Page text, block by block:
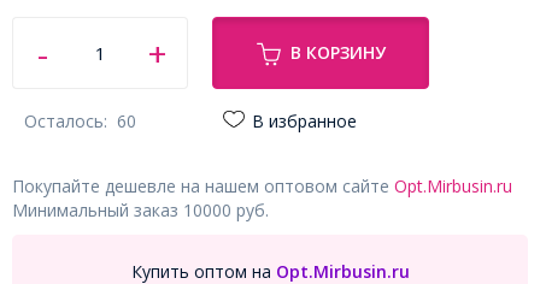
В КОРЗИНУ
Осталось: 60 В избранное
Покупайте дешевле на нашем оптовом сайте Opt.Mirbusin.ru
Минимальный заказ 10000 руб.
Купить оптом на Opt.Mirbusin.ru